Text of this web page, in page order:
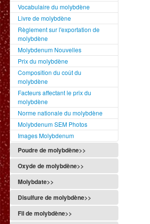
Vocabulaire du molybdène
Livre de molybdène
Règlement sur l'exportation de
molybdène
Molybdenum Nouvelles
Prix du molybdène
Composition du coût du
molybdène
Facteurs affectant le prix du
molybdène
Norme nationale du molybdène
Molybdenum SEM Photos
Images Molybdenum
Poudre de molybdène>>
Oxyde de molybdène>>
Molybdate>>
Disulfure de molybdène>>
Fil de molybdène>>